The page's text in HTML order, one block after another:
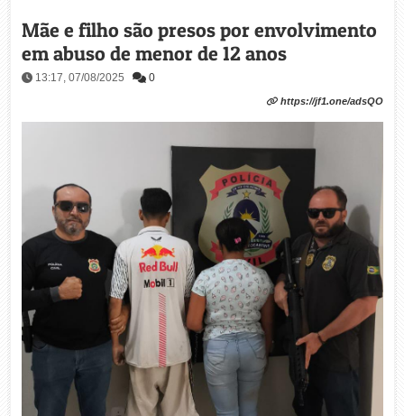
Mãe e filho são presos por envolvimento
em abuso de menor de 12 anos
13:17, 07/08/2025 0
https://jf1.one/adsQO